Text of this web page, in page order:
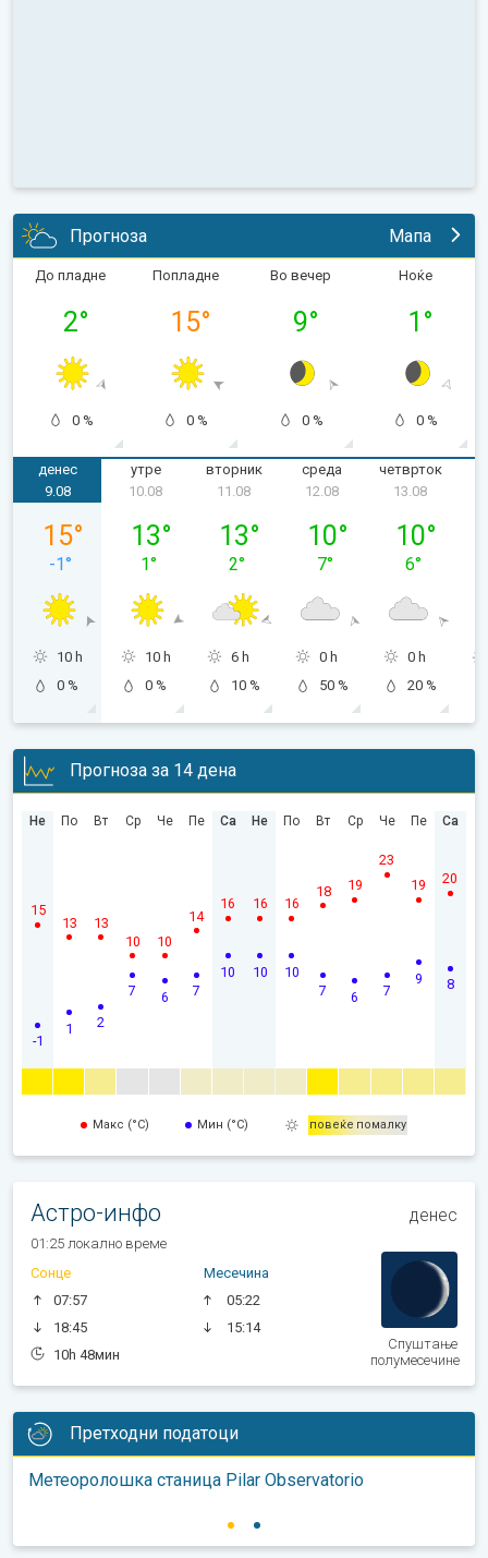
Прогноза Мапа
До пладне
2°
0 %
Попладне
15°
0 %
Во вечер
9°
0 %
Ноќе
1 °
0 %
денес
недела, 09.08
9.08
15°
-1°
10 h
0 %
утре
10.08
13°
1°
10 h
0 %
вторник
11.08
13°
2°
6 h
10 %
среда
12.08
10°
7°
0 h
50 %
четврток
13.08
10°
6°
0 h
20 %
Прогноза за 14 дена
Не
-1
15
По
1
13
Вт
2
13
Ср
7
10
Че
6
10
Пе
7
14
Са
10
16
Не
10
16
По
10
16
Вт
7
18
Ср
6
19
Че
7
23
Пе
9
19
Са
8
20
Макс (°C) Мин (°C) повеќе помалку
Астро-инфо денес
01:25 локално време
Сонце
07:57
18:45
10h 48мин
Месечина
05:22
15:14
Спуштање
полумесечине
Претходни податоци
Метеоролошка станица Pilar Observatorio